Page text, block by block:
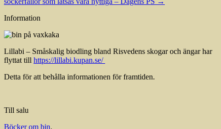
Information
Lillabi – Småskalig biodling bland Risvedens skogar och ängar har
flyttat till https://lillabi.kupan.se/
Detta för att behålla informationen för framtiden.
Till salu
Böcker om bin.